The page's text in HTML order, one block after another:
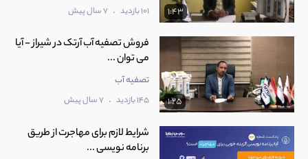
1:43 101 بازدید . 7 سال پیش
1:25
فروش تصفیه آب آرتک در شیراز - آیا
می توان ...
تصفیه آب
145 بازدید . 7 سال پیش
شرایط لازم برای مهاجرت از طریق
برنامه نویسی ...